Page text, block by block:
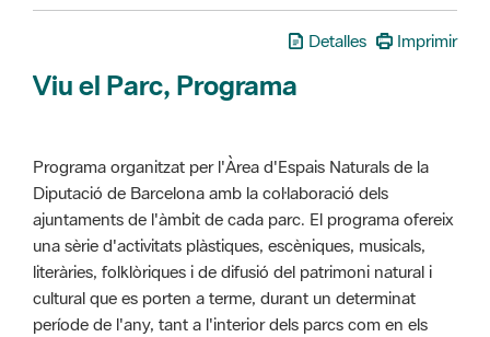
Detalles Imprimir
Viu el Parc, Programa
Programa organitzat per l'Àrea d'Espais Naturals de la
Diputació de Barcelona amb la col·laboració dels
ajuntaments de l'àmbit de cada parc. El programa ofereix
una sèrie d'activitats plàstiques, escèniques, musicals,
literàries, folklòriques i de difusió del patrimoni natural i
cultural que es porten a terme, durant un determinat
període de l'any, tant a l'interior dels parcs com en els